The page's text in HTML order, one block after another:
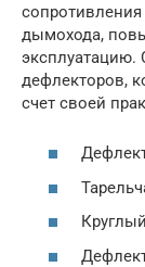
сопротивления
дымохода,
эксплуатацию.
дефлекторов,
счет своей